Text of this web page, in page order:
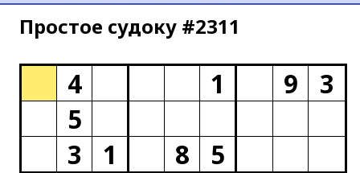
Простое cудоку #2311
4 1 9
3
5
3
1 8
5